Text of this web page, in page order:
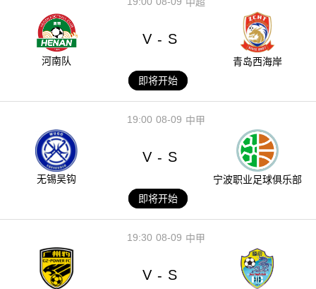
河南队
V - S
青岛西海岸
即将开始
08-09
19:00 中甲
无锡吴钩
V - S
宁波职业足球俱乐部
即将开始
08-09
19:30 中甲
V - S